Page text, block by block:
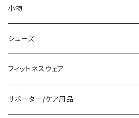
ノースリーブ
パンツドレス
ナイトドレス
その他
ピアス
コサージュ
リング
その他
ショーツ
タンクトップ/キャミソール
半袖/5分
7分/長袖
サブバッグ
クラッチバッグ
トートバッグ
ショルダーバッグ
小物
マフラー/スカーフ/ストール
財布
アクセサリーケース
シューズ
スニーカー
ブーツ
フィットネスウェア
セット販売
サポーター/ケア用品